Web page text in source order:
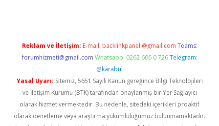
Reklam ve İletişim: E-mail: backlinkpaneli@gmail.com Teams:
forumhizmeti@gmail.com Whatsapp: 0262 606 0 726 Telegram:
@karabul
Yasal Uyarı: Sitemiz, 5651 Sayılı Kanun gereğince Bilgi Teknolojileri
ve İletişim Kurumu (BTK) tarafından onaylanmış bir Yer Sağlayıcı
olarak hizmet vermektedir. Bu nedenle, sitedeki içerikleri proaktif
olarak denetleme veya araştırma yükümlülüğümüz bulunmamaktadır.